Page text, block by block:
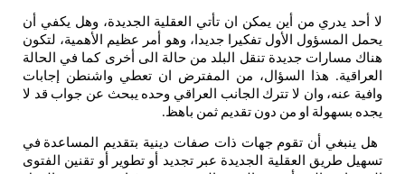
لا أحد يدري من أين يمكن ان تأتي العقلية الجديدة، وهل يكفي
أن
يحمل
المسؤول الأول تفكيرا جديدا، وهو أمر عظيم الأهمية، لتكون
هناك مسارات جديدة تنقل البلد من حالة الى أخرى كما في
الحالة
العراقية. هذا السؤال، من المفترض ان تعطي واشنطن
إجابات
وافية عنه، وان لا تترك الجانب العراقي وحده يبحث عن جواب قد لا
يجده بسهولة او من دون تقديم ثمن باهظ.
هل ينبغي أن تقوم جهات ذات صفات دينية بتقديم المساعدة في
تسهيل طريق العقلية الجديدة عبر تجديد أو تطوير أو تقنين
الفتوى